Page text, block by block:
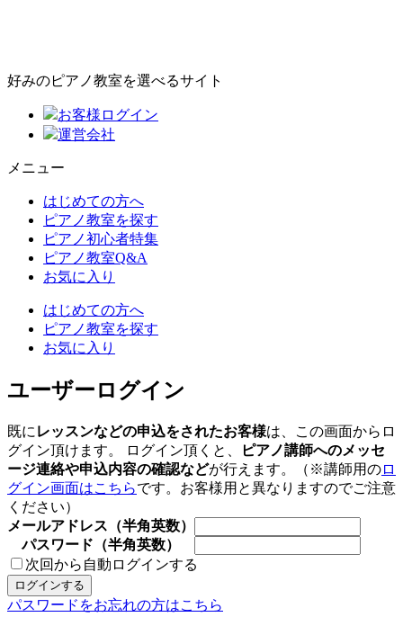
好みのピアノ教室を選べるサイト
お客様ログイン
運営会社
メニュー
はじめての方へ
ピアノ教室を探す
ピアノ初心者特集
ピアノ教室Q&A
お気に入り
はじめての方へ
ピアノ教室を探す
お気に入り
ユーザーログイン
既に レッスンなどの申込をされたお客様は、この画面からロ
グイン頂けます。 ログイン頂くと、
ピアノ講師へのメッセ
ージ連絡や申込内容の確認などが行えます。（※講師用のロ
グイン画面はこちらです。お客様用と異なりますのでご注意
ください）
メールアドレス（半角英数）
パスワード（半角英数）
次回から自動ログインする
パスワードをお忘れの方はこちら